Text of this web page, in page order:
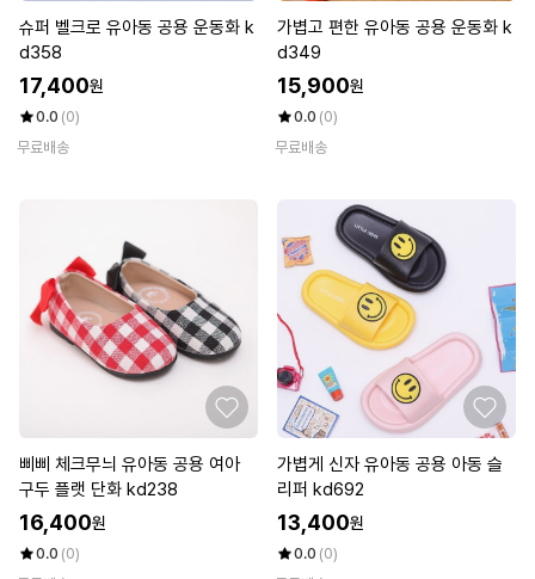
슈퍼 벨크로 유아동 공용 운동화 k
d358
17,400원
0.0 (0)
무료배송
가볍고 편한 유아동 공용 운동화 k
d349
15,900원
0.0 (0)
무료배송
삐삐 체크무늬 유아동 공용 여아
구두 플랫 단화 kd238
16,400원
0.0 (0)
가볍게 신자 유아동 공용 아동 슬
리퍼 kd692
13,400원
0.0 (0)